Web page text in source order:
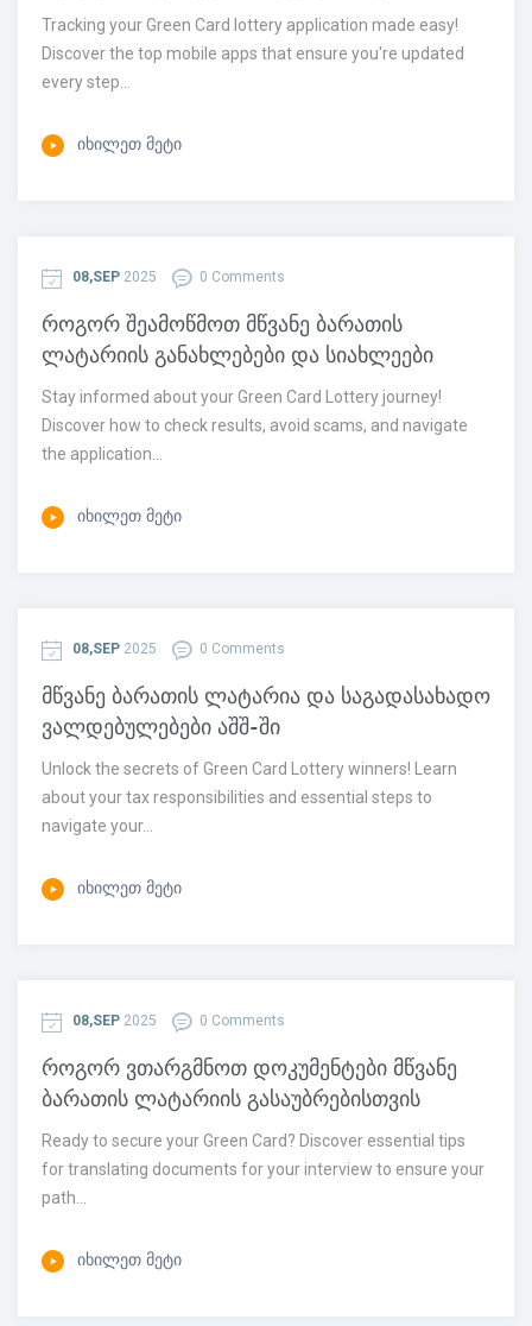
Tracking your Green Card lottery application made easy!
Discover the top mobile apps that ensure you're updated
every step...
ᲘᲮᲘᲚᲔᲗ ᲛᲔᲢᲘ
08,SEP 2025 0 Comments
როგორ შეამოწმოთ მწვანე ბარათის
ლატარიის განახლებები და სიახლეები
Stay informed about your Green Card Lottery journey!
Discover how to check results, avoid scams, and navigate
the application...
ᲘᲮᲘᲚᲔᲗ ᲛᲔᲢᲘ
08,SEP 2025 0 Comments
მწვანე ბარათის ლატარია და საგადასახადო
ვალდებულებები აშშ-ში
Unlock the secrets of Green Card Lottery winners! Learn
about your tax responsibilities and essential steps to
navigate your...
ᲘᲮᲘᲚᲔᲗ ᲛᲔᲢᲘ
08,SEP 2025 0 Comments
როგორ ვთარგმნოთ დოკუმენტები მწვანე
ბარათის ლატარიის გასაუბრებისთვის
Ready to secure your Green Card? Discover essential tips
for translating documents for your interview to ensure your
path...
ᲘᲮᲘᲚᲔᲗ ᲛᲔᲢᲘ